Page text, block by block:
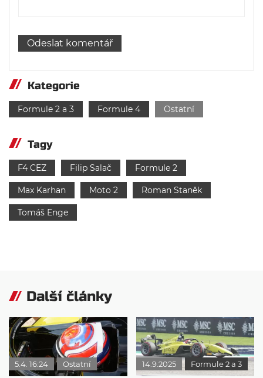
Kategorie
Formule 2 a 3 Formule 4 Ostatní
Tagy
F4 CEZ Filip Salač Formule 2
Max Karhan Moto 2 Roman Staněk
Tomáš Enge
Další články
5.4. 16:24 Ostatní 14.9.2025 Formule 2 a 3